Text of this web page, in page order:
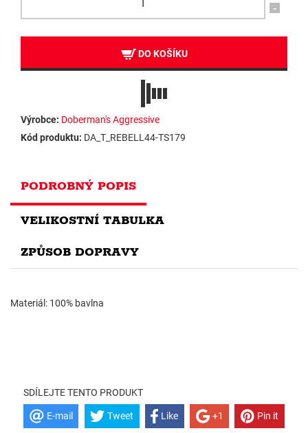
-
DO KOŠÍKU
Výrobce: Doberman's Aggressive
Kód produktu: DA_T_REBELL44-TS179
PODROBNÝ POPIS
VELIKOSTNÍ TABULKA
ZPŮSOB DOPRAVY
Materiál: 100% bavlna
SDÍLEJTE TENTO PRODUKT
E-mail Tweet Like +1 Pin it